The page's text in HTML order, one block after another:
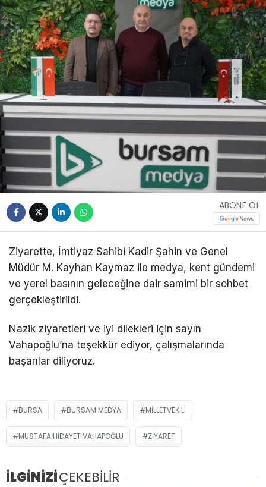
ABONE OL
Ziyarette, İmtiyaz Sahibi Kadir Şahin ve Genel
Müdür M. Kayhan Kaymaz ile medya, kent gündemi
ve yerel basının geleceğine dair samimi bir sohbet
gerçekleştirildi.
Nazik ziyaretleri ve iyi dilekleri için sayın
Vahapoğlu’na teşekkür ediyor, çalışmalarında
başarılar diliyoruz.
BURSA BURSAM MEDYA MILLETVEKILI
MUSTAFA HIDAYET VAHAPOĞLU ZIYARET
İLGİNİZİÇEKEBİLİR